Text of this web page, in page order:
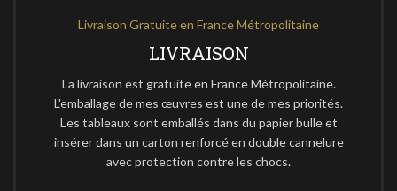
Livraison Gratuite en France Métropolitaine
LIVRAISON
La livraison est gratuite en France Métropolitaine.
L'emballage de mes œuvres est une de mes priorités.
Les tableaux sont emballés dans du papier bulle et
insérer dans un carton renforcé en double cannelure
avec protection contre les chocs.